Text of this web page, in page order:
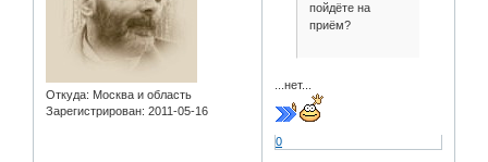
Откуда: Москва и область
Зарегистрирован: 2011-05-16
пойдёте на
приём?
...нет...
0